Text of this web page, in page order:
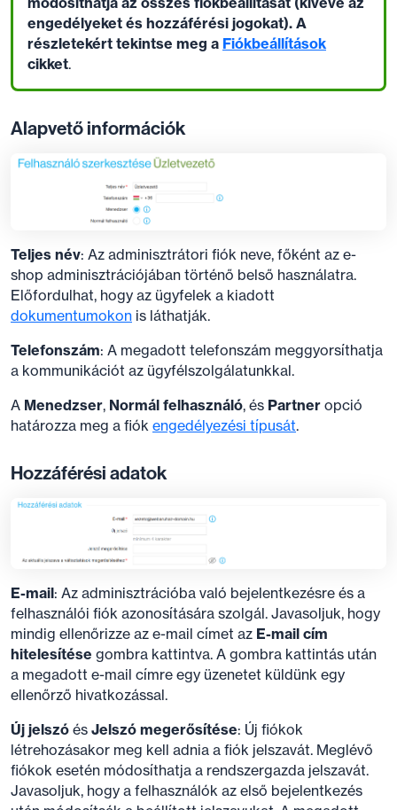
engedélyeket és hozzáférési jogokat). A
részletekért tekintse meg a Fiókbeállítások
cikket.
Alapvető információk
Teljes név: Az adminisztrátori fiók neve, főként az e-
shop adminisztrációjában történő belső használatra.
Előfordulhat, hogy az ügyfelek a kiadott
dokumentumokon is láthatják.
Telefonszám: A megadott telefonszám meggyorsíthatja
a kommunikációt az ügyfélszolgálatunkkal.
A Menedzser, Normál felhasználó, és Partner opció
határozza meg a fiók engedélyezési típusát.
Hozzáférési adatok
E-mail: Az adminisztrációba való bejelentkezésre és a
felhasználói fiók azonosítására szolgál. Javasoljuk, hogy
mindig ellenőrizze az e-mail címet az E-mail cím
hitelesítése gombra kattintva. A gombra kattintás után
a megadott e-mail címre egy üzenetet küldünk egy
ellenőrző hivatkozással.
Új jelszó és Jelszó megerősítése: Új fiókok
létrehozásakor meg kell adnia a fiók jelszavát. Meglévő
fiókok esetén módosíthatja a rendszergazda jelszavát.
Javasoljuk, hogy a felhasználók az első bejelentkezés